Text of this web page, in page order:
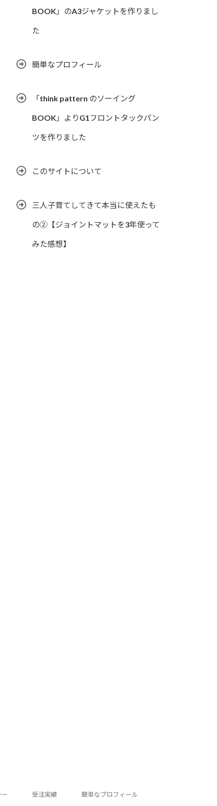
BOOK」のA3ジャケットを作りまし
た
簡単なプロフィール
「think pattern のソーイング
BOOK」よりG1フロントタックパン
ツを作りました
このサイトについて
三人子育てしてきて本当に使えたも
の②【ジョイントマットを3年使って
みた感想】
受注実績 簡単なプロフィール